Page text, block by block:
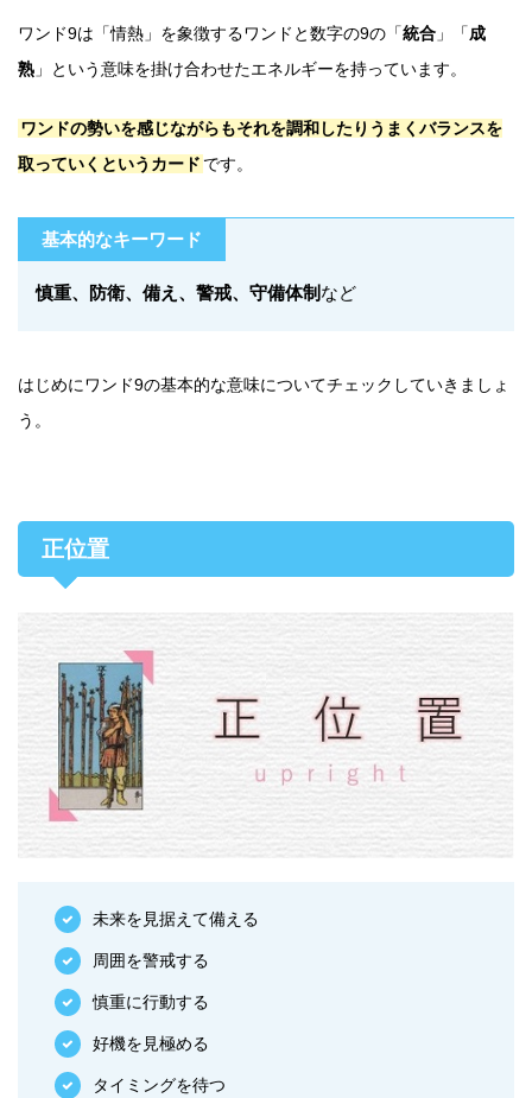
ワンド9は「情熱」を象徴するワンドと数字の9の「統合 」「成
熟 」という意味を掛け合わせたエネルギーを持っています。
ワンドの勢いを感じながらもそれを調和したりうまくバランスを
取っていくというカード です。
基本的なキーワード
慎重、防衛、備え、警戒、守備体制 など
はじめにワンド9の基本的な意味についてチェックしていきましょ
う。
正位置
未来を見据えて備える
周囲を警戒する
慎重に行動する
好機を見極める
タイミングを待つ